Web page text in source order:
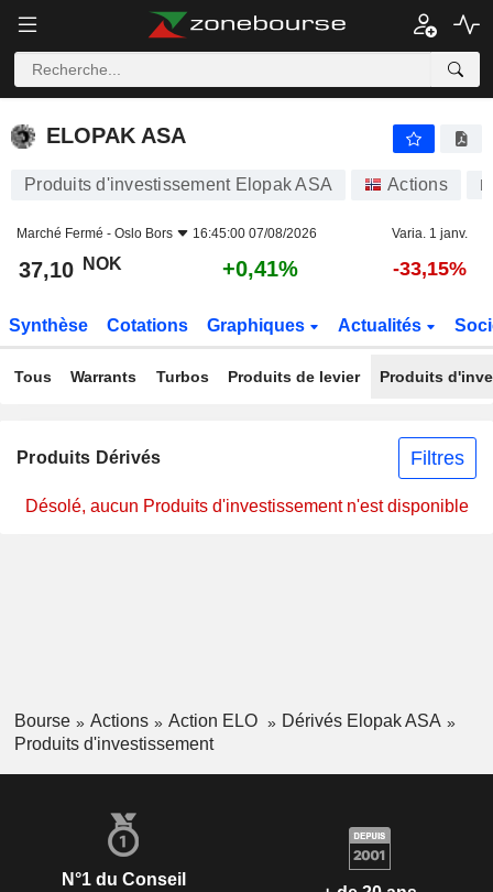
ELOPAK ASA
ELOPAK ASA
Produits d'investissement Elopak ASA Actions
Marché Fermé - Oslo Bors 16:45:00 07/08/2026 Varia. 1 janv.
37,10 NOK +0,41% -33,15%
Synthèse Cotations Graphiques Actualités
Tous Warrants Turbos Produits de levier Produits
Produits Dérivés Filtres
Désolé, aucun Produits d'investissement n'est disponible
Bourse Actions Action ELO
Dérivés Elopak ASA
Produits d'investissement
N°1 du Conseil